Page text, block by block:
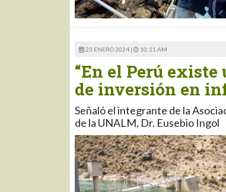
23 ENERO 2024 | 10:11 AM
“En el Perú
de inversión en
Señaló el integrante de la
de la UNALM, Dr. Eusebio Ingol